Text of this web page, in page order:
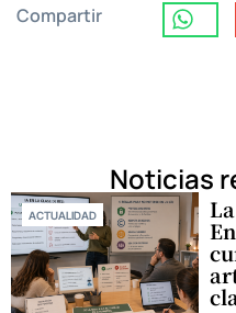
Compartir
Noticias
ACTUALIDAD